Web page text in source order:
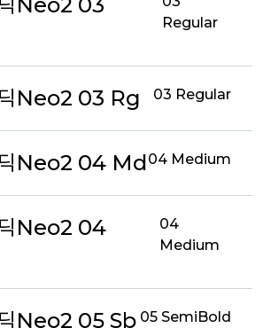
Regular
Neo2 03 Rg 03 Regular
Neo2 04 Md04 Medium
Neo2 04
04
Medium
Neo2 05 Sb 05 SemiBold